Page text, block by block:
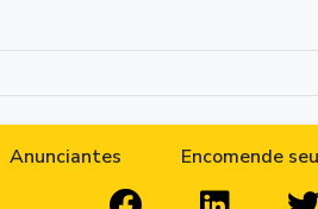
Anunciantes Encomende